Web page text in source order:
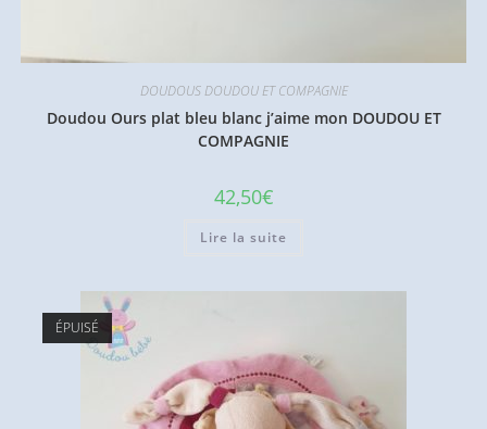
DOUDOUS DOUDOU ET COMPAGNIE
Doudou Ours plat bleu blanc j’aime mon DOUDOU ET
COMPAGNIE
42,50€
Lire la suite
ÉPUISÉ